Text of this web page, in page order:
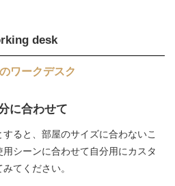
desk
ワークデスク
に合わせて
ると、部屋のサイズに合わないこ
シーンに合わせて自分用にカスタ
てください。